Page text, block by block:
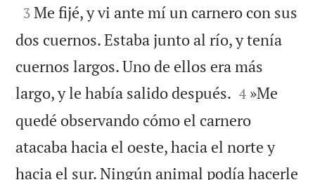

3 Me fijé, y vi ante mí un carnero con sus
dos cuernos. Estaba junto al río, y tenía
cuernos largos. Uno de ellos era más
largo, y le había salido después. 

4 »Me
quedé observando cómo el carnero
atacaba hacia el oeste, hacia el norte y
hacia el sur. Ningún animal podía hacerle